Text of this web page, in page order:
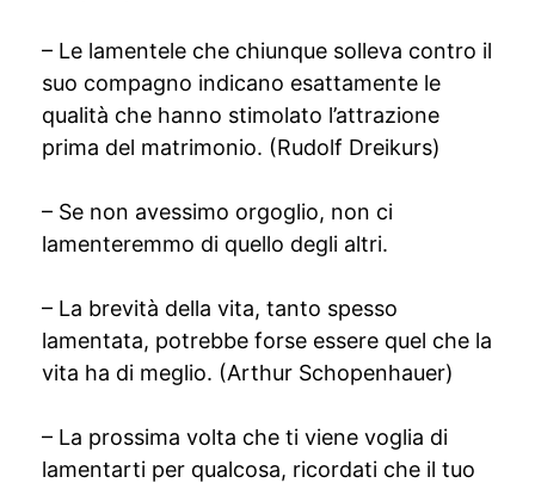
– Le lamentele che chiunque solleva contro il
suo compagno indicano esattamente le
qualità che hanno stimolato l’attrazione
prima del matrimonio. (Rudolf Dreikurs)
– Se non avessimo orgoglio, non ci
lamenteremmo di quello degli altri.
– La brevità della vita, tanto spesso
lamentata, potrebbe forse essere quel che la
vita ha di meglio. (Arthur Schopenhauer)
– La prossima volta che ti viene voglia di
lamentarti per qualcosa, ricordati che il tuo